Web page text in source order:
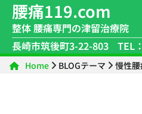
腰痛119.com
整体 腰痛専門の津留治療院
長崎市筑後町3-22-803
TEL
Home BLOGテーマ 慢性